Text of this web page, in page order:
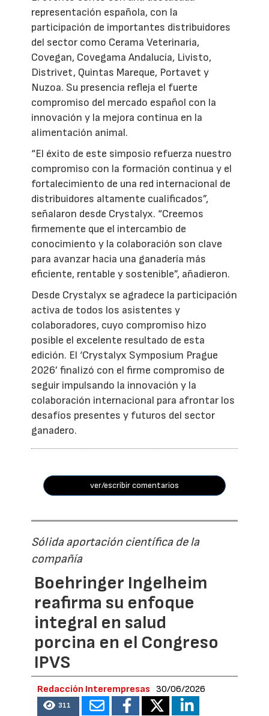
representación española, con la
participación de importantes distribuidores
del sector como Cerama Veterinaria,
Covegan, Covegama Andalucía, Livisto,
Distrivet, Quintas Mareque, Portavet y
Nuzoa. Su presencia refleja el fuerte
compromiso del mercado español con la
innovación y la mejora continua en la
alimentación animal.
“El éxito de este simposio refuerza nuestro
compromiso con la formación continua y el
fortalecimiento de una red internacional de
distribuidores altamente cualificados”,
señalaron desde Crystalyx. “Creemos
firmemente que el intercambio de
conocimiento y la colaboración son clave
para avanzar hacia una ganadería más
eficiente, rentable y sostenible”, añadieron.
Desde Crystalyx se agradece la participación
activa de todos los asistentes y
colaboradores, cuyo compromiso hizo
posible el excelente resultado de esta
edición. El ‘Crystalyx Symposium Prague
2026’ finalizó con el firme compromiso de
seguir impulsando la innovación y la
colaboración internacional para afrontar los
desafíos presentes y futuros del sector
ganadero.
ver/escribir comentarios
Sólida aportación científica de la
compañía
Boehringer Ingelheim
reafirma su enfoque
integral en salud
porcina en el Congreso
IPVS
Redacción Interempresas 30/06/2026
311